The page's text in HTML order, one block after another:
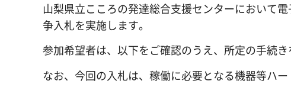
山梨県立こころの発達総合支援センターにおいて
争入札を実施します。
参加希望者は、以下をご確認のうえ、所定の手続き
なお、今回の入札は、稼働に必要となる機器等ハー